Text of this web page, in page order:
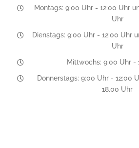
Montags: 9:00 Uhr - 12:00 Uhr
Uhr
Dienstags: 9:00 Uhr - 12:00 Uhr
Uhr
Mittwochs: 9:00 Uhr -
Donnerstags: 9:00 Uhr - 12:00
18.00 Uhr